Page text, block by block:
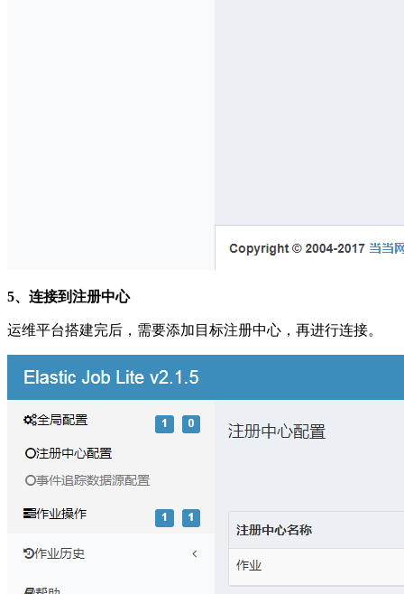
5、连接到注册中心
运维平台搭建完后，需要添加目标注册中心，再进行连接。